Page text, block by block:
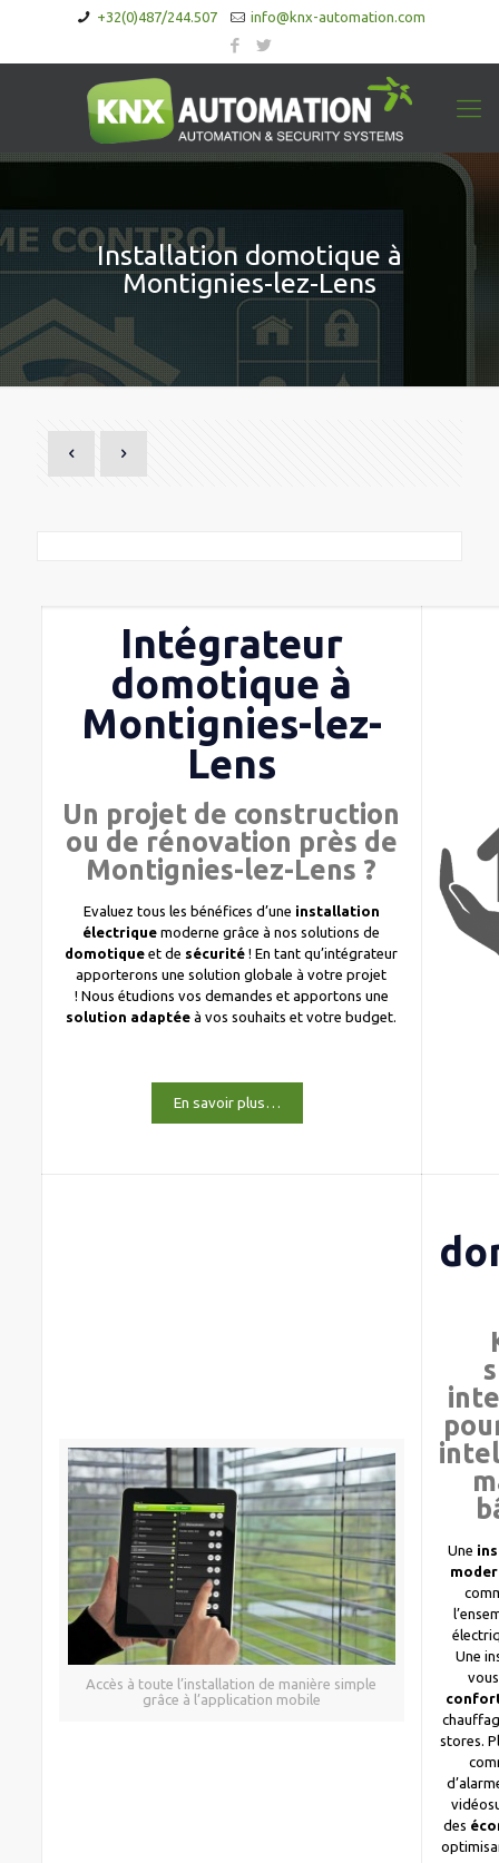
+32(0)487/244.507 info@knx-automation.com
Installation domotique à
Montignies-lez-Lens
Intégrateur
domotique à
Montignies-lez-
Lens
Un projet de construction
ou de rénovation près de
Montignies-lez-Lens ?
Evaluez tous les bénéfices d’une installation
électrique moderne grâce à nos solutions de
domotique et de sécurité ! En tant qu’intégrateur
apporterons une solution globale à votre projet
! Nous étudions vos demandes et apportons une
solution adaptéeà vos souhaits et votre budget.
En savoir plus…
Accès à toute l’installation de manière simple
grâce à l’application mobile
Une
Une
stores.
des